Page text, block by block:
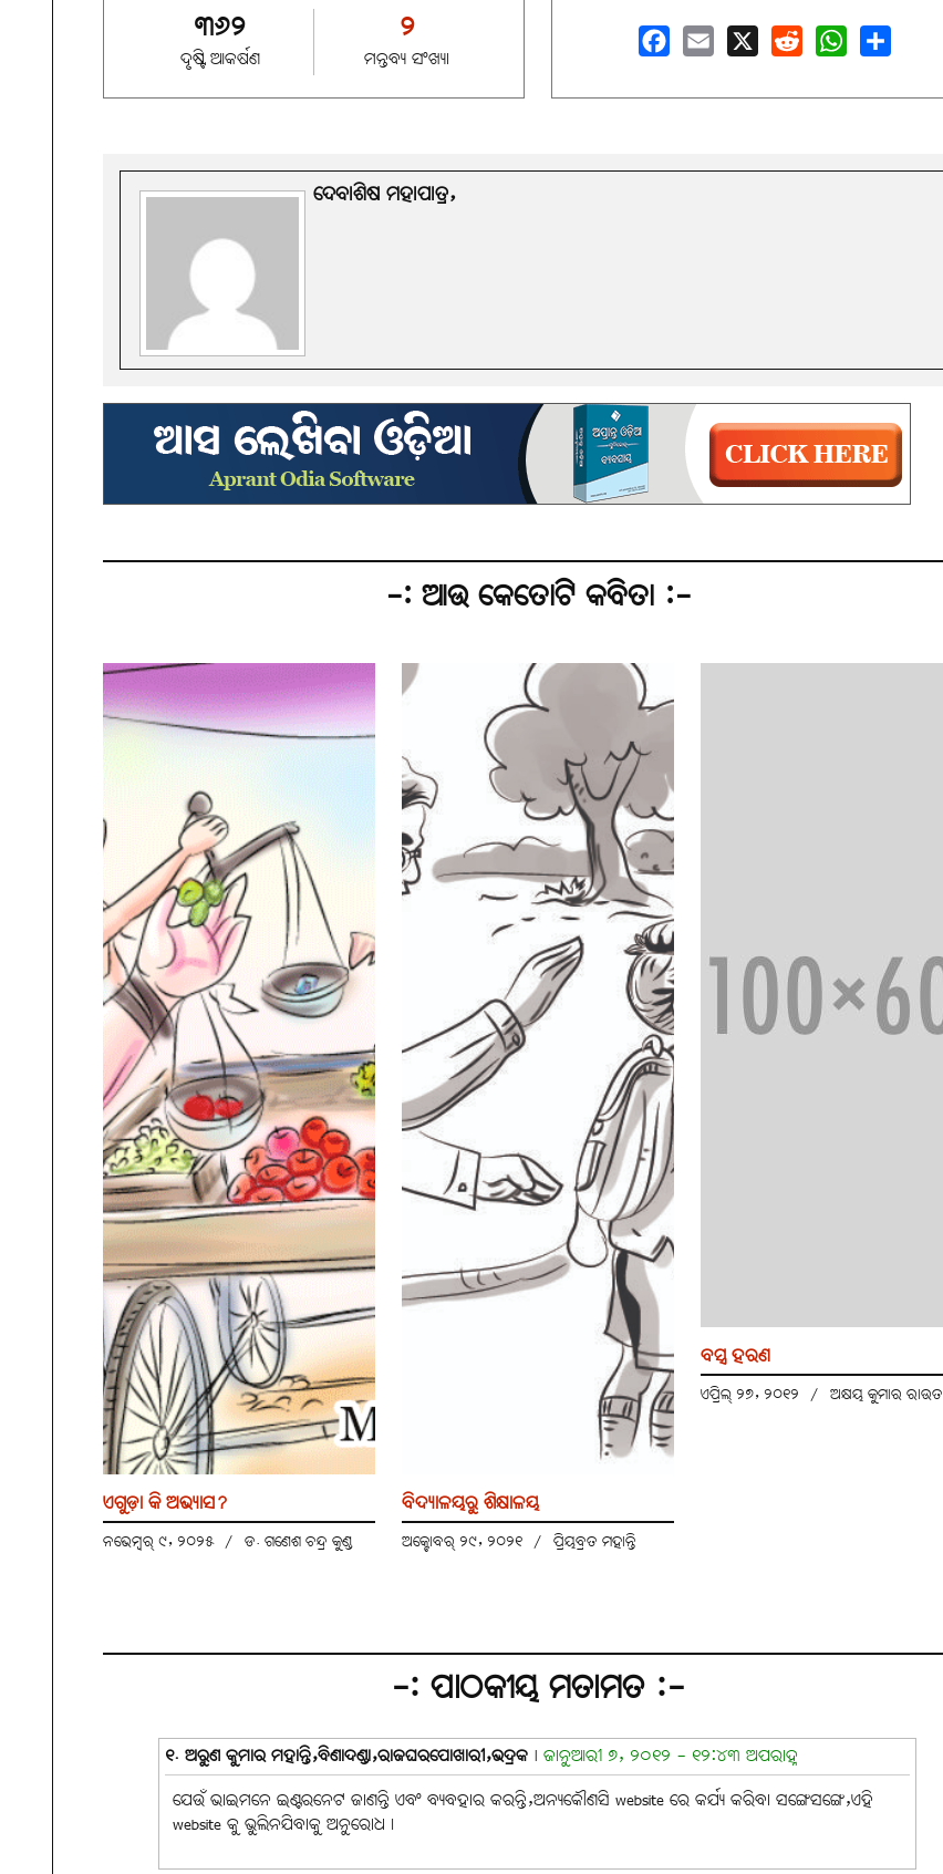
୩୬୨
ଦୃଷ୍ଟି ଆକର୍ଷଣ
୨
ମନ୍ତବ୍ୟ ସଂଖ୍ୟା
ଦେବାଶିଷ ମହାପାତ୍ର,
-: ଆଉ କେତୋଟି କବିତା :-
ଏଗୁଡ଼ା କି ଅଭ୍ୟାସ?
ନଭେମ୍ବର୍ ୯, ୨୦୨୫ / ଡ. ଗଣେଶ ଚନ୍ଦ୍ର କୁଣ୍ଡ
ବିଦ୍ୟାଳୟରୁ ଶିକ୍ଷାଳୟ
ଅକ୍ଟୋବର୍ ୨୯, ୨୦୨୧ / ପ୍ରିୟବ୍ରତ ମହାନ୍ତି
ବସ୍ତ୍ର ହରଣ
ଏପ୍ରିଲ୍ ୨୭, ୨୦୧୨ / ଅକ୍ଷୟ କୁମାର ରାଉତ
-: ପାଠକୀୟ ମତାମତ :-
୧. ଅରୁଣ କୁମାର ମହାନ୍ତି,ବିଣାଦଣ୍ଡା,ରାଜଘରପୋଖାରୀ,ଭଦ୍ରକ |ଜାନୁଆରୀ ୭, ୨୦୧୨ - ୧୨:୪୩ ଅପରାହ୍ନ
ଯେଉଁ ଭାଇମନେ ଇଣ୍ଟରନେଟ ଜାଣନ୍ତି ଏବଂ ବ୍ୟବହାର କରନ୍ତି,ଅନ୍ୟକୌଣସି website ରେ କର୍ଯ୍ୟ କରିବା ସଙ୍ଗେସଙ୍ଗେ,ଏହି
website କୁ ଭୁଲିନଯିବାକୁ ଅନୁରୋଧ।